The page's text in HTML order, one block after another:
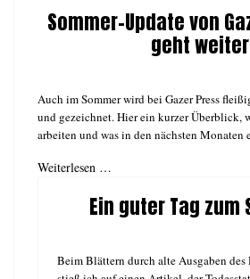
Sommer-Update von
geht weiter
Auch im Sommer wird bei Gazer Press
und gezeichnet. Hier ein kurzer Überblick,
arbeiten und was in den nächsten Monaten
Weiterlesen …
Ein guter Tag zum
Beim Blättern durch alte Ausgaben